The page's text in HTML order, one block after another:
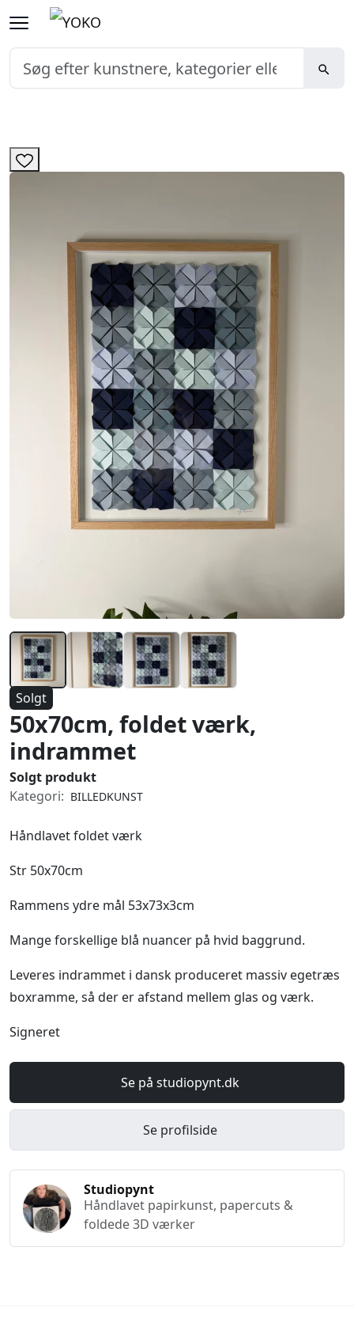
Solgt
50x70cm, foldet værk,
indrammet
Solgt produkt
Kategori: BILLEDKUNST
Håndlavet foldet værk
Str 50x70cm
Rammens ydre mål 53x73x3cm
Mange forskellige blå nuancer på hvid baggrund.
Leveres indrammet i dansk produceret massiv egetræs
boxramme, så der er afstand mellem glas og værk.
Signeret
Se på studiopynt.dk
Se profilside
Studiopynt
Håndlavet papirkunst, papercuts &
foldede 3D værker